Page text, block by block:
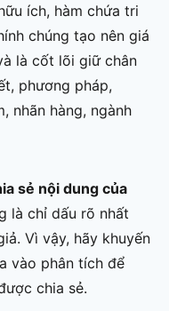
ích, hàm chứa tri
chúng tạo nên giá
là cốt lõi giữ chân
phương pháp,
nhãn hàng, ngành
sẻ nội dung của
là chỉ dấu rõ nhất
Vì vậy, hãy khuyến
vào phân tích để
chia sẻ.